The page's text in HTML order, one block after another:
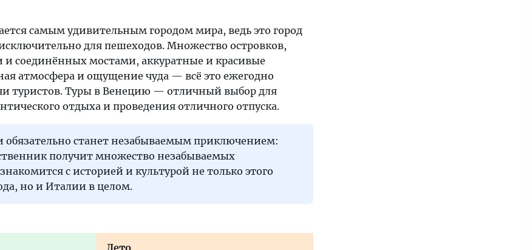
самым удивительным городом мира, ведь это город
для пешеходов. Множество островков,
и соединённых мостами, аккуратные и красивые
атмосфера и ощущение чуда — всё это ежегодно
туристов. Туры в Венецию — отличный выбор для
отдыха и проведения отличного отпуска.
обязательно станет незабываемым приключением:
получит множество незабываемых
с историей и культурой не только этого
но и Италии в целом.
Лето